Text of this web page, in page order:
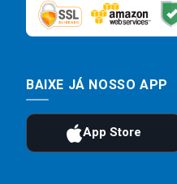
BAIXE JÁ NOSSO APP